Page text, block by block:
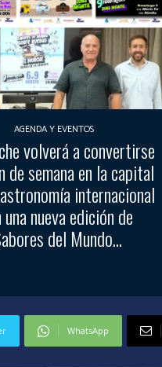
AGENDA Y EVENTOS
volverá a convertirse
de semana en la capital
internacional
una nueva edición de
del Mundo...
WhatsApp